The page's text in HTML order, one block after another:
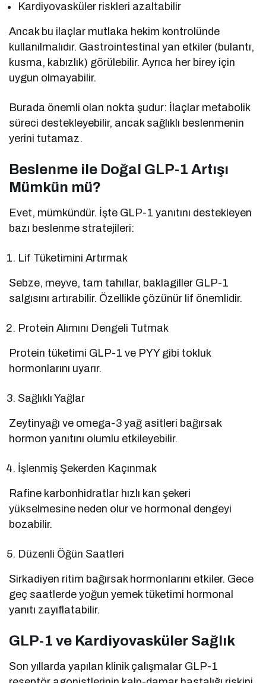
Kardiyovasküler riskleri azaltabilir
Ancak bu ilaçlar mutlaka hekim kontrolünde
kullanılmalıdır. Gastrointestinal yan etkiler (bulantı,
kusma, kabızlık) görülebilir. Ayrıca her birey için
uygun olmayabilir.
Burada önemli olan nokta şudur: İlaçlar metabolik
süreci destekleyebilir, ancak sağlıklı beslenmenin
yerini tutamaz.
Beslenme ile Doğal GLP-1 Artışı
Mümkün mü?
Evet, mümkündür. İşte GLP-1 yanıtını destekleyen
bazı beslenme stratejileri:
Lif Tüketimini Artırmak
Sebze, meyve, tam tahıllar, baklagiller GLP-1
salgısını artırabilir. Özellikle çözünür lif önemlidir.
Protein Alımını Dengeli Tutmak
Protein tüketimi GLP-1 ve PYY gibi tokluk
hormonlarını uyarır.
Sağlıklı Yağlar
Zeytinyağı ve omega-3 yağ asitleri bağırsak
hormon yanıtını olumlu etkileyebilir.
İşlenmiş Şekerden Kaçınmak
Rafine karbonhidratlar hızlı kan şekeri
yükselmesine neden olur ve hormonal dengeyi
bozabilir.
Düzenli Öğün Saatleri
Sirkadiyen ritim bağırsak hormonlarını etkiler. Gece
geç saatlerde yoğun yemek tüketimi hormonal
yanıtı zayıflatabilir.
GLP-1 ve Kardiyovasküler Sağlık
Son yıllarda yapılan klinik çalışmalar GLP-1